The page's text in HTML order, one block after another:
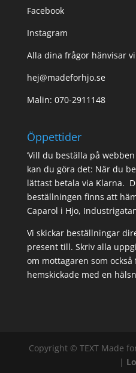
Facebook
Instagram
Alla dina frågor hänvisar
hej@madeforhjo.se
Malin: 070-2911148
Öppettider
’Vill du beställa på
kan du göra det: När du
lättast betala via Klarna.
beställningen finns att
Caparol i Hjo,
Vi skickar beställningar
present till. Skriv alla
om mottagaren som
hemskickade med en
Copyright ©TEXT Made
|